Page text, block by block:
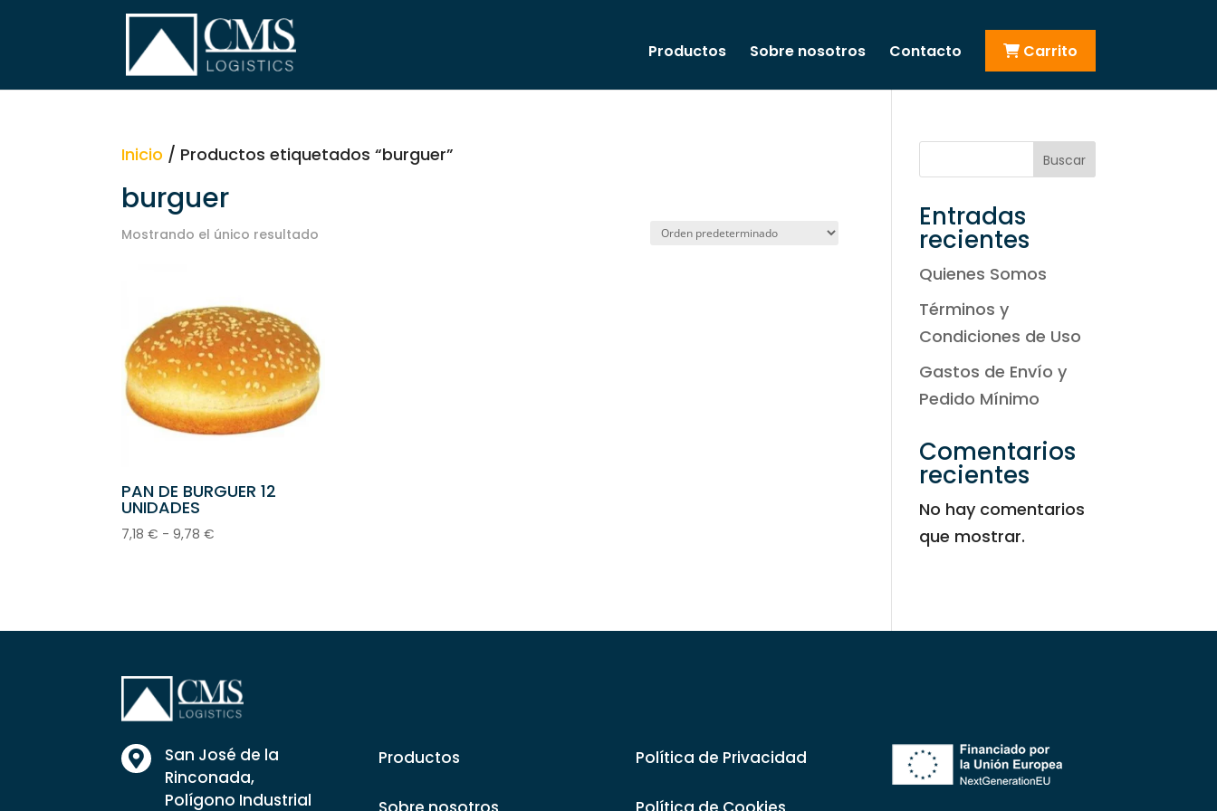
Productos Sobre nosotros Contacto Carrito
Inicio / Productos etiquetados “burguer”
burguer
Mostrando el único resultado
PAN DE BURGUER 12
UNIDADES
7,18€ - 9,78€
Buscar
Entradas
recientes
Quienes Somos
Términos y
Condiciones de Uso
Gastos de Envío y
Pedido Mínimo
Comentarios
recientes
No hay comentarios
que mostrar.

San José de la
Rinconada,
Polígono Industrial
Productos Política de Privacidad